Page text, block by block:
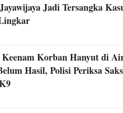
Jadi Tersangka
Korban Hanyut di
Hasil, Polisi Periksa